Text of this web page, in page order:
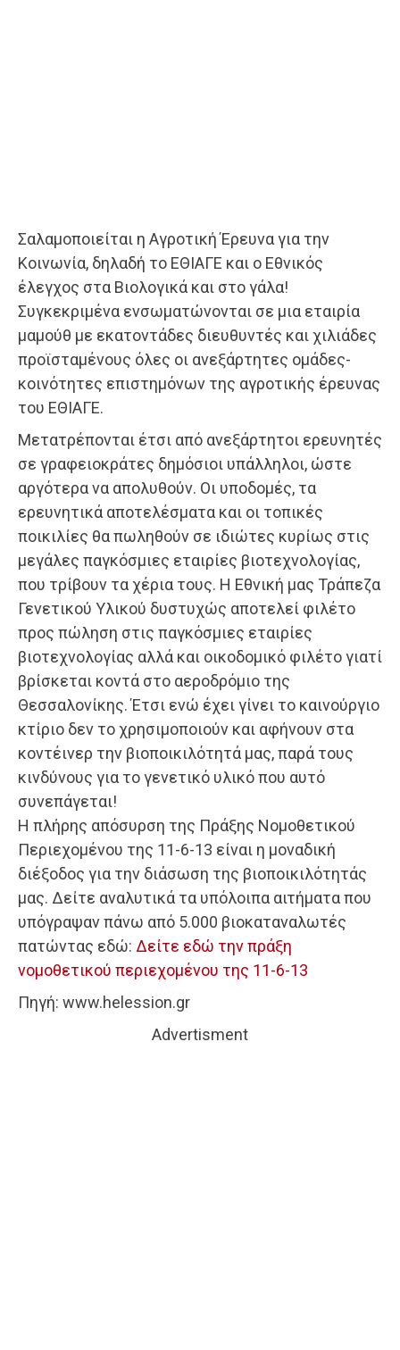
Σαλαμοποιείται η Αγροτική Έρευνα για την
Κοινωνία, δηλαδή το ΕΘΙΑΓΕ και ο Εθνικός
έλεγχος στα Βιολογικά και στο γάλα!
Συγκεκριμένα ενσωματώνονται σε μια εταιρία
μαμούθ με εκατοντάδες διευθυντές και χιλιάδες
προϊσταμένους όλες οι ανεξάρτητες ομάδες-
κοινότητες επιστημόνων της αγροτικής έρευνας
του ΕΘΙΑΓΕ.
Μετατρέπονται έτσι από ανεξάρτητοι ερευνητές
σε γραφειοκράτες δημόσιοι υπάλληλοι, ώστε
αργότερα να απολυθούν. Οι υποδομές, τα
ερευνητικά αποτελέσματα και οι τοπικές
ποικιλίες θα πωληθούν σε ιδιώτες κυρίως στις
μεγάλες παγκόσμιες εταιρίες βιοτεχνολογίας,
που τρίβουν τα χέρια τους. Η Εθνική μας Τράπεζα
Γενετικού Υλικού δυστυχώς αποτελεί φιλέτο
προς πώληση στις παγκόσμιες εταιρίες
βιοτεχνολογίας αλλά και οικοδομικό φιλέτο γιατί
βρίσκεται κοντά στο αεροδρόμιο της
Θεσσαλονίκης. Έτσι ενώ έχει γίνει το καινούργιο
κτίριο δεν το χρησιμοποιούν και αφήνουν στα
κοντέινερ την βιοποικιλότητά μας, παρά τους
κινδύνους για το γενετικό υλικό που αυτό
συνεπάγεται!
Η πλήρης απόσυρση της Πράξης Νομοθετικού
Περιεχομένου της 11-6-13 είναι η μοναδική
διέξοδος για την διάσωση της βιοποικιλότητάς
μας. Δείτε αναλυτικά τα υπόλοιπα αιτήματα που
υπόγραψαν πάνω από 5.000 βιοκαταναλωτές
πατώντας εδώ: Δείτε εδώ την πράξη
νομοθετικού περιεχομένου της 11-6-13
Πηγή: www.helession.gr
Advertisment